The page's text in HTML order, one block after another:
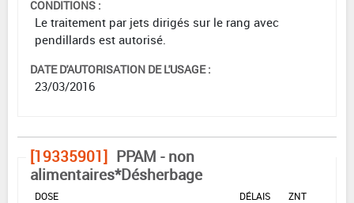
CONDITIONS :
Le traitement par jets dirigés sur le rang avec
pendillards est autorisé.
DATE D'AUTORISATION DE L'USAGE :
23/03/2016
[19335901] PPAM - non
alimentaires*Désherbage
DOSE DÉLAIS ZNT